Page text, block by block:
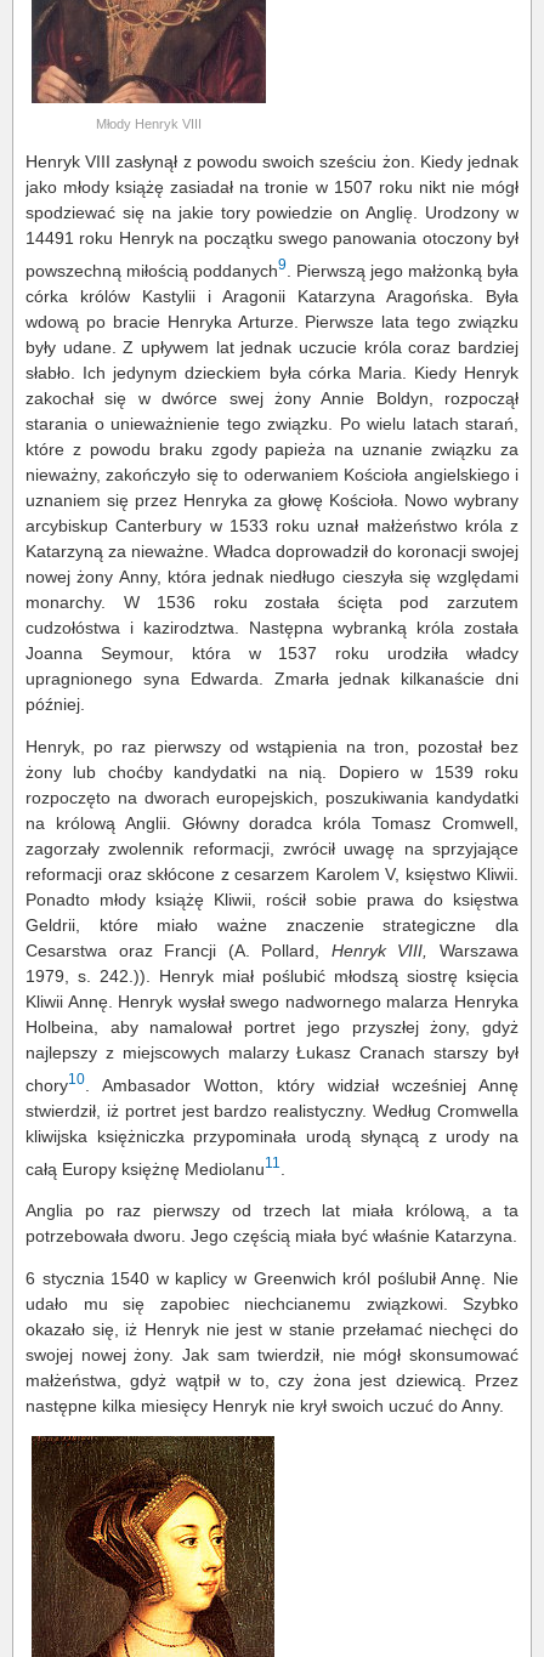
Młody Henryk VIII
Henryk VIII zasłynął z powodu swoich sześciu żon. Kiedy jednak
jako młody książę zasiadał na tronie w 1507 roku nikt nie mógł
spodziewać się na jakie tory powiedzie on Anglię. Urodzony w
14491 roku Henryk na początku swego panowania otoczony był
powszechną miłością poddanych9
. Pierwszą jego małżonką była
córka królów Kastylii i Aragonii Katarzyna Aragońska. Była
wdową po bracie Henryka Arturze. Pierwsze lata tego związku
były udane. Z upływem lat jednak uczucie króla coraz bardziej
słabło. Ich jedynym dzieckiem była córka Maria. Kiedy Henryk
zakochał się w dwórce swej żony Annie Boldyn, rozpoczął
starania o unieważnienie tego związku. Po wielu latach starań,
które z powodu braku zgody papieża na uznanie związku za
nieważny, zakończyło się to oderwaniem Kościoła angielskiego i
uznaniem się przez Henryka za głowę Kościoła. Nowo wybrany
arcybiskup Canterbury w 1533 roku uznał małżeństwo króla z
Katarzyną za nieważne. Władca doprowadził do koronacji swojej
nowej żony Anny, która jednak niedługo cieszyła się względami
monarchy. W 1536 roku została ścięta pod zarzutem
cudzołóstwa i kazirodztwa. Następna wybranką króla została
Joanna Seymour, która w 1537 roku urodziła władcy
upragnionego syna Edwarda. Zmarła jednak kilkanaście dni
później.
Henryk, po raz pierwszy od wstąpienia na tron, pozostał bez
żony lub choćby kandydatki na nią. Dopiero w 1539 roku
rozpoczęto na dworach europejskich, poszukiwania kandydatki
na królową Anglii. Główny doradca króla Tomasz Cromwell,
zagorzały zwolennik reformacji, zwrócił uwagę na sprzyjające
reformacji oraz skłócone z cesarzem Karolem V, księstwo Kliwii.
Ponadto młody książę Kliwii, rościł sobie prawa do księstwa
Geldrii, które miało ważne znaczenie strategiczne dla
Cesarstwa oraz Francji (A. Pollard, Henryk VIII,Warszawa
1979, s. 242.)). Henryk miał poślubić młodszą siostrę księcia
Kliwii Annę. Henryk wysłał swego nadwornego malarza Henryka
Holbeina, aby namalował portret jego przyszłej żony, gdyż
najlepszy z miejscowych malarzy Łukasz Cranach starszy był
chory10
. Ambasador Wotton, który widział wcześniej Annę
stwierdził, iż portret jest bardzo realistyczny. Według Cromwella
kliwijska księżniczka przypominała urodą słynącą z urody na
całą Europy księżnę Mediolanu11
Anglia po raz pierwszy od trzech lat miała królową, a ta
potrzebowała dworu. Jego częścią miała być właśnie Katarzyna.
6 stycznia 1540 w kaplicy w Greenwich król poślubił Annę. Nie
udało mu się zapobiec niechcianemu związkowi. Szybko
okazało się, iż Henryk nie jest w stanie przełamać niechęci do
swojej nowej żony. Jak sam twierdził, nie mógł skonsumować
małżeństwa, gdyż wątpił w to, czy żona jest dziewicą. Przez
następne kilka miesięcy Henryk nie krył swoich uczuć do Anny.